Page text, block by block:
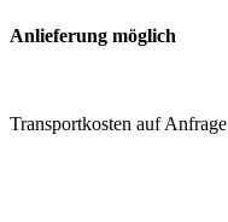
Anlieferung möglich
Transportkosten auf Anfrage